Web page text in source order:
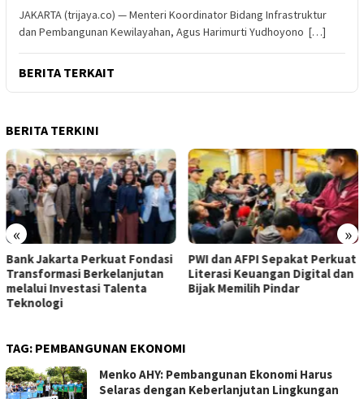
JAKARTA (trijaya.co) — Menteri Koordinator Bidang Infrastruktur
dan Pembangunan Kewilayahan, Agus Harimurti Yudhoyono […]
BERITA TERKAIT
BERITA TERKINI
« »
Bank Jakarta Perkuat Fondasi
Transformasi Berkelanjutan
melalui Investasi Talenta
Teknologi
PWI dan AFPI Sepakat Perkuat
Literasi Keuangan Digital dan
Bijak Memilih Pindar
TAG: PEMBANGUNAN EKONOMI
Menko AHY: Pembangunan Ekonomi Harus
Selaras dengan Keberlanjutan Lingkungan